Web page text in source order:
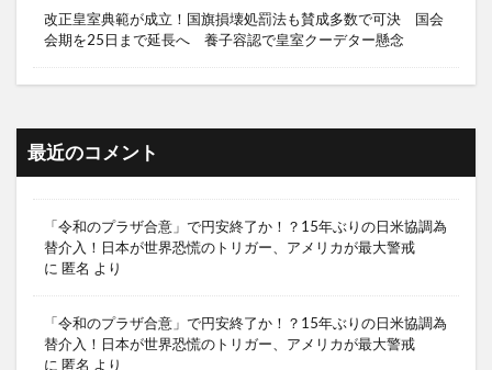
改正皇室典範が成立！国旗損壊処罰法も賛成多数で可決 国会
会期を25日まで延長へ 養子容認で皇室クーデター懸念
最近のコメント
「令和のプラザ合意」で円安終了か！？15年ぶりの日米協調為
替介入！日本が世界恐慌のトリガー、アメリカが最大警戒
に 匿名 より
「令和のプラザ合意」で円安終了か！？15年ぶりの日米協調為
替介入！日本が世界恐慌のトリガー、アメリカが最大警戒
に 匿名 より